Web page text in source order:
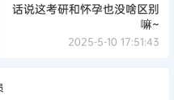
话说这考研和怀孕也没啥区别
嘛~
2025-5-10 17:51:43